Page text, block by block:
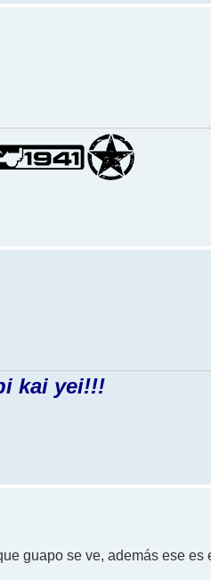
kai yei!!!
guapo se ve, además ese es